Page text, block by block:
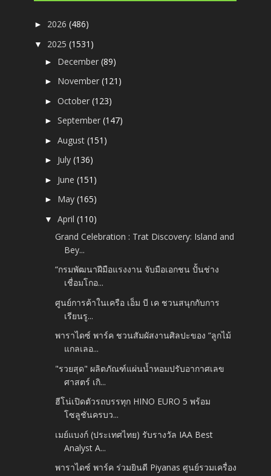
► 2026(486)
▼ 2025(1531)
► December(89)
► November(121)
►October(123)
►September(147)
►August(151)
► July(136)
► June(151)
► May(165)
▼April(110)
Grand Celebration : Trat Discovery: Island and
Bey...
“กรมพัฒนาฝีมือแรงงาน จับมือเอกชน ปั้นช่าง
เชื่อมโกอ...
ศูนย์การค้าในเครือ เอ็ม บี เค ชวนสนุกกับการ
เรียนรู...
พาราไดซ์ พาร์ค ชวนสัมผัสงานศิลปะของ “ลูกไม้
แกลเลอ...
"รวยสุด" ผลิตภัณฑ์แผ่นน้ำหอมปรับอากาศเลข
ศาสตร์ เกิ...
ฮีโน่เปิดตัวรถบรรทุก HINO EURO 5 พร้อม
โซลูชันครบว...
เมย์แบงก์ (ประเทศไทย) รับรางวัล IAA Best
Analyst A...
พาราไดซ์ พาร์ค ร่วมยินดี Piyanas ศูนย์รวมเครื่อง